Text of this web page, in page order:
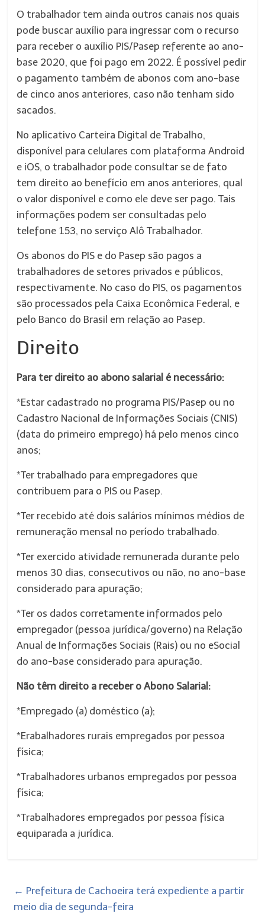
O trabalhador tem ainda outros canais nos quais
pode buscar auxílio para ingressar com o recurso
para receber o auxílio PIS/Pasep referente ao ano-
base 2020, que foi pago em 2022. É possível pedir
o pagamento também de abonos com ano-base
de cinco anos anteriores, caso não tenham sido
sacados.
No aplicativo Carteira Digital de Trabalho,
disponível para celulares com plataforma Android
e iOS, o trabalhador pode consultar se de fato
tem direito ao benefício em anos anteriores, qual
o valor disponível e como ele deve ser pago. Tais
informações podem ser consultadas pelo
telefone 153, no serviço Alô Trabalhador.
Os abonos do PIS e do Pasep são pagos a
trabalhadores de setores privados e públicos,
respectivamente. No caso do PIS, os pagamentos
são processados pela Caixa Econômica Federal, e
pelo Banco do Brasil em relação ao Pasep.
Direito
Para ter direito ao abono salarial é necessário:
*Estar cadastrado no programa PIS/Pasep ou no
Cadastro Nacional de Informações Sociais (CNIS)
(data do primeiro emprego) há pelo menos cinco
anos;
*Ter trabalhado para empregadores que
contribuem para o PIS ou Pasep.
*Ter recebido até dois salários mínimos médios de
remuneração mensal no período trabalhado.
*Ter exercido atividade remunerada durante pelo
menos 30 dias, consecutivos ou não, no ano-base
considerado para apuração;
*Ter os dados corretamente informados pelo
empregador (pessoa jurídica/governo) na Relação
Anual de Informações Sociais (Rais) ou no eSocial
do ano-base considerado para apuração.
Não têm direito a receber o Abono Salarial:
*Empregado (a) doméstico (a);
*Erabalhadores rurais empregados por pessoa
física;
*Trabalhadores urbanos empregados por pessoa
física;
*Trabalhadores empregados por pessoa física
equiparada a jurídica.
← Prefeitura de Cachoeira terá expediente a partir
meio dia de segunda-feira